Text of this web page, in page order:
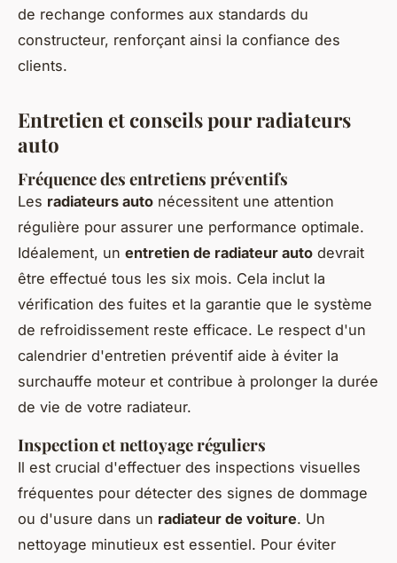
de rechange conformes aux standards du
constructeur, renforçant ainsi la confiance des
clients.
Entretien et conseils pour radiateurs
auto
Fréquence des entretiens préventifs
Les radiateurs auto nécessitent une attention
régulière pour assurer une performance optimale.
Idéalement, un entretien de radiateur auto devrait
être effectué tous les six mois. Cela inclut la
vérification des fuites et la garantie que le système
de refroidissement reste efficace. Le respect d'un
calendrier d'entretien préventif aide à éviter la
surchauffe moteur et contribue à prolonger la durée
de vie de votre radiateur.
Inspection et nettoyage réguliers
Il est crucial d'effectuer des inspections visuelles
fréquentes pour détecter des signes de dommage
ou d'usure dans un radiateur de voiture. Un
nettoyage minutieux est essentiel. Pour éviter